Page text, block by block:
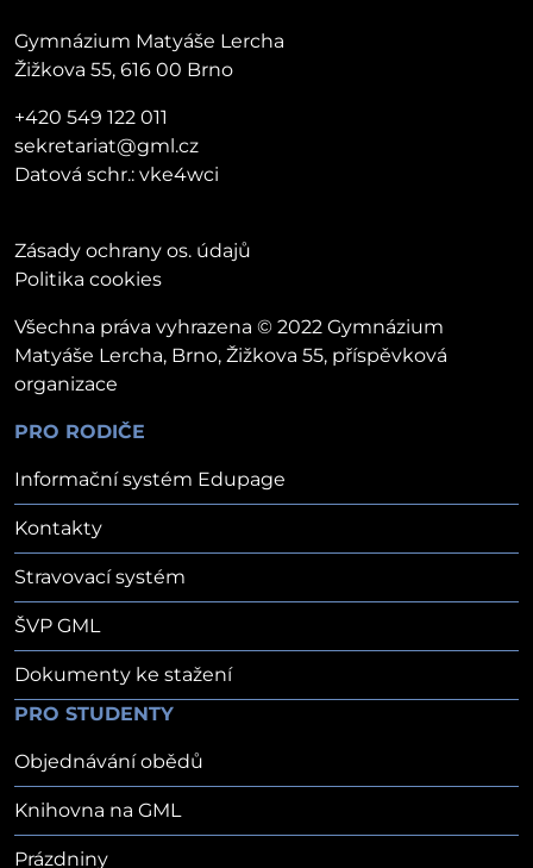
Gymnázium Matyáše Lercha
Žižkova 55, 616 00 Brno
+420 549 122 011
sekretariat@gml.cz
Datová schr.: vke4wci
PRO RODIČE
Informační systém Edupage
Kontakty
Stravovací systém
ŠVP GML
Dokumenty ke stažení
PRO STUDENTY
Objednávání obědů
Knihovna na GML
Prázdniny
Zásady ochrany os. údajů
Politika cookies
Všechna práva vyhrazena © 2022 Gymnázium
Matyáše Lercha, Brno, Žižkova 55, příspěvková
organizace